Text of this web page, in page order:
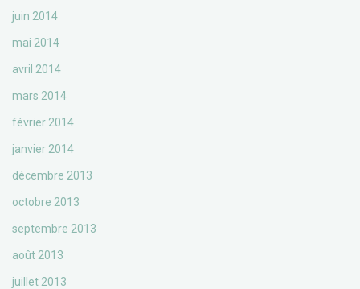
juin 2014
mai 2014
avril 2014
mars 2014
février 2014
janvier 2014
décembre 2013
octobre 2013
septembre 2013
août 2013
juillet 2013